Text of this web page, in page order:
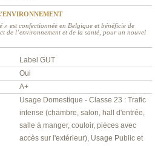
» est confectionnée en Belgique et bénéficie de
de l’environnement et de la santé, pour un nouvel
Label GUT
Oui
A+
Usage Domestique - Classe 23 : Trafic
intense (chambre, salon, hall d'entrée,
salle à manger, couloir, pièces avec
accès sur l'extérieur), Usage Public et